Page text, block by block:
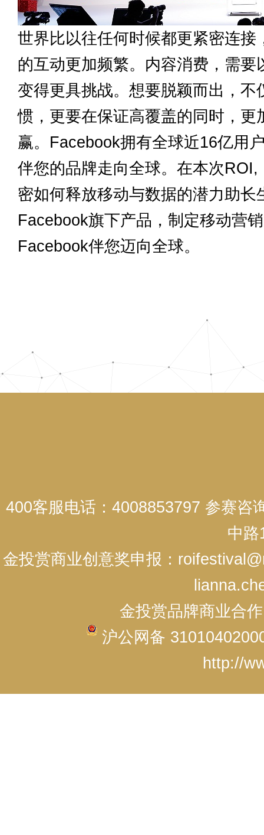
世界比以往任何时候都更紧密连
的互动更加频繁。内容消费，需
变得更具挑战。想要脱颖而出，
惯，更要在保证高覆盖的同时，
赢。Facebook拥有全球近16亿用
伴您的品牌走向全球。在本次
密如何释放移动与数据的潜力助
Facebook旗下产品，制定移动营
Facebook伴您迈向全球。
400客服电话：4008853797 参赛咨
中路
金投赏商业创意奖申报：
金投赏品牌商业合
沪公网备
http://